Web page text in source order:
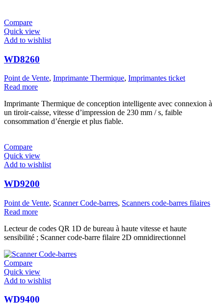
Compare
Quick view
Add to wishlist
WD8260
Point de Vente, Imprimante Thermique, Imprimantes ticket
Read more
Imprimante Thermique de conception intelligente avec connexion à
un tiroir-caisse, vitesse d’impression de 230 mm / s, faible
consommation d’énergie et plus fiable.
Compare
Quick view
Add to wishlist
WD9200
Point de Vente, Scanner Code-barres, Scanners code-barres filaires
Read more
Lecteur de codes QR 1D de bureau à haute vitesse et haute
sensibilité ; Scanner code-barre filaire 2D omnidirectionnel
Compare
Quick view
Add to wishlist
WD9400